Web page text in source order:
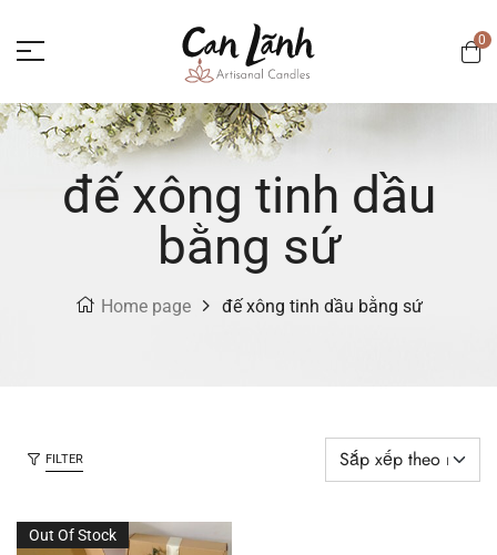
0
đế xông tinh dầu
bằng sứ
Home page đế xông tinh dầu bằng sứ
FILTER
Out Of Stock